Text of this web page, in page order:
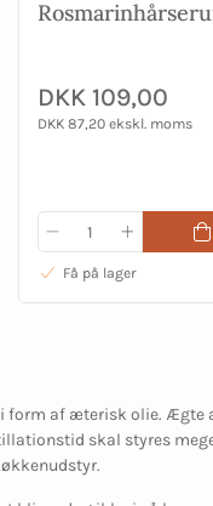
DKK 109,00
DKK 87,20 ekskl. moms
Få på lager
form af æterisk olie.
skal styres